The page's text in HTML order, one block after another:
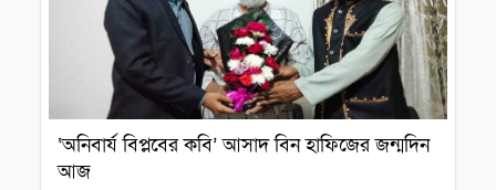
‘অনিবার্য বিপ্লবের কবি’ আসাদ বিন হাফিজের জন্মদিন
আজ